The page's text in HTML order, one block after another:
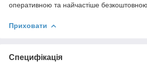
оперативною та найчастіше
Приховати
Специфікація